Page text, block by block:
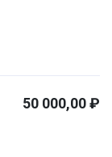
50 000,00 ₽